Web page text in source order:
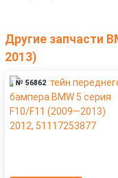
Другие запчасти
2013)
№ 56862